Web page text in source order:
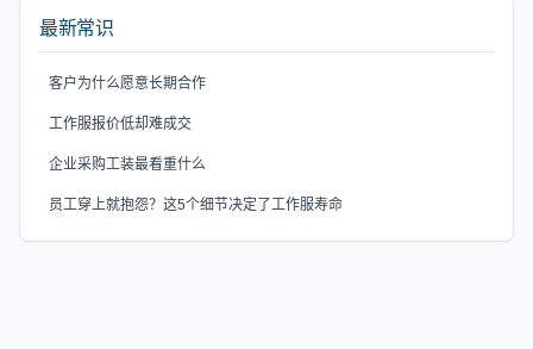
最新常识
客户为什么愿意长期合作
工作服报价低却难成交
企业采购工装最看重什么
员工穿上就抱怨？这5个细节决定了工作服寿命